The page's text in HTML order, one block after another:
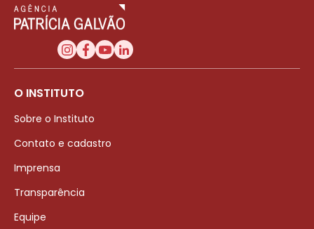
O INSTITUTO
Sobre o Instituto
Contato e cadastro
Imprensa
Transparência
Equipe